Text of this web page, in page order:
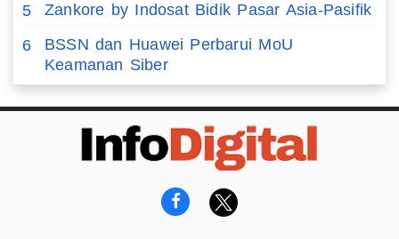
5
Zankore by Indosat Bidik Pasar Asia-Pasifik
6
BSSN dan Huawei Perbarui MoU
Keamanan Siber